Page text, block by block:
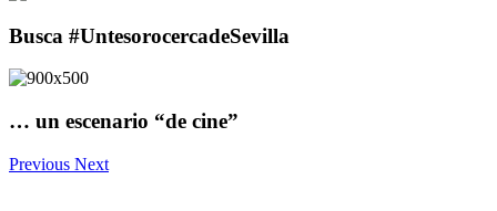
Busca #UntesorocercadeSevilla
… un escenario “de cine”
Previous Next